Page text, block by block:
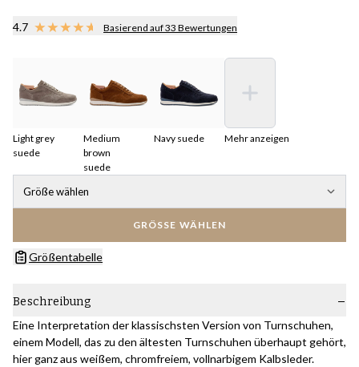
4.7 Basierend auf 33 Bewertungen
Light grey
suede
Medium
brown
suede
Navy suede Mehr anzeigen
Größe wählen
GRÖSSE WÄHLEN
Größentabelle
Beschreibung
Eine Interpretation der klassischsten Version von Turnschuhen,
einem Modell, das zu den ältesten Turnschuhen überhaupt gehört,
hier ganz aus weißem, chromfreiem, vollnarbigem Kalbsleder.